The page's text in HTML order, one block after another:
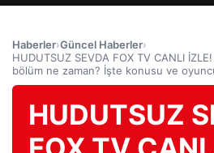
Haberler›Güncel Haberler›
HUDUTSUZ SEVDA FOX TV CANLI
bölüm ne zaman? İşte konusu ve
HUDUTSUZ